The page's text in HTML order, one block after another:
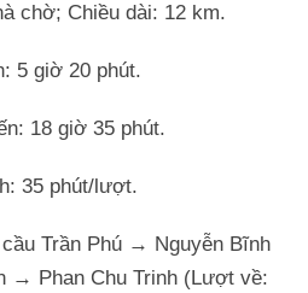
chờ; Chiều dài: 12 km.
5 giờ 20 phút.
18 giờ 35 phút.
35 phút/lượt.
Trần Phú → Nguyễn Bĩnh
→ Phan Chu Trinh (Lượt về: